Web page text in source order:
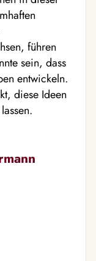
führen
sein, dass
entwickeln.
diese Ideen